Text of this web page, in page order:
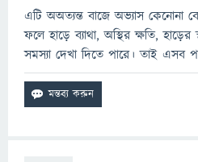
এটি অঅত্যন্ত বাজে অভ্যাস কেনোনা
ফলে হাড়ে ব্যাথা, অস্থির ক্ষতি, হাড়ের
সমস্যা দেখা দিতে পারে। তাই এসব